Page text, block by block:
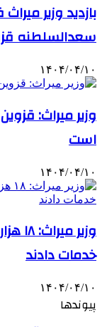
بازدید وزیر
سعدالسلطنه
۱۴۰۴/۰۴/۱۰
وزیر میراث:
است
۱۴۰۴/۰۴/۱۰
خدمات دادند
۱۴۰۴/۰۴/۱۰
پیوندها